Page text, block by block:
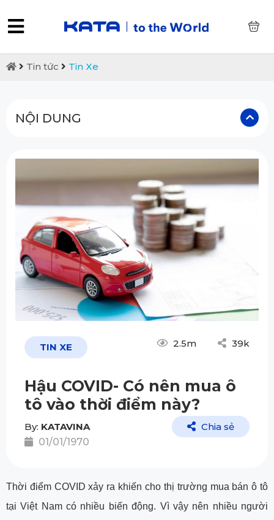
Tin tức Tin Xe
NỘI DUNG
TIN XE 2.5m 39k
Hậu COVID- Có nên mua ô
tô vào thời điểm này?
By: KATAVINA
01/01/1970
Chia sẻ
Thời điểm COVID xảy ra khiến cho thị trường mua bán ô tô
tại Việt Nam có nhiều biến động. Vì vậy nên nhiều người